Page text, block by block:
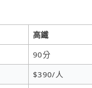
高鐵
90分
$390/人